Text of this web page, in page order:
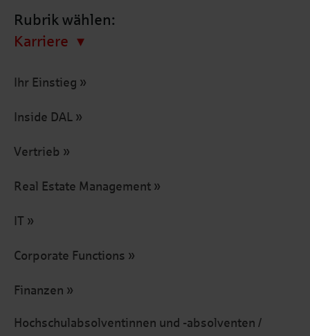
Rubrik wählen:
Karriere
Ihr Einstieg
Inside DAL
Vertrieb
Real Estate Management
IT
Corporate Functions
Finanzen
Hochschulabsolventinnen und -absolventen /